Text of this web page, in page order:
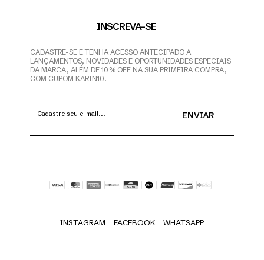
INSCREVA-SE
CADASTRE-SE E TENHA ACESSO ANTECIPADO A
LANÇAMENTOS, NOVIDADES E OPORTUNIDADES ESPECIAIS
DA MARCA, ALÉM DE 10% OFF NA SUA PRIMEIRA COMPRA,
COM CUPOM KARIN10.
INSTAGRAM FACEBOOK WHATSAPP